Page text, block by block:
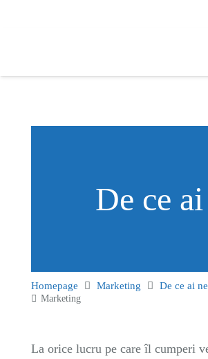
De ce
Homepage Marketing De ce ai
Marketing
La orice lucru pe care îl cumperi